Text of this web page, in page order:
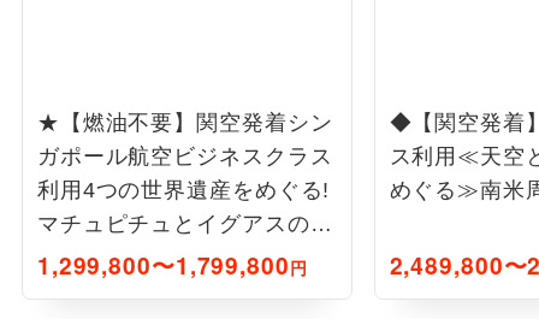
★【燃油不要】関空発着シン
ガポール航空ビジネスクラス
利用4つの世界遺産をめぐる!
マチュピチュとイグアスの滝
9日間
1,299,800〜1,799,800円
◆【関空発着
ス利用≪天空
めぐる≫南米
2,489,800〜